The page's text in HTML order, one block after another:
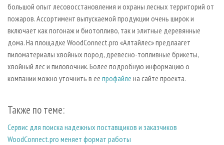
большой опыт лесовосстановления и охраны лесных территорий от
пожаров. Ассортимент выпускаемой продукции очень широк и
включает как погонаж и биотопливо, так и элитные деревянные
дома. На площадке WoodConnect.pro «Алтайлес» предлаагет
пиломатериалы хвойных пород, древесно-топливные брикеты,
хвойный лес и пиловочник. Более подробную информацию о
компании можно уточнить в ее профайле на сайте проекта.
Также по теме:
Сервис для поиска надежных поставщиков и заказчиков
WoodConnect.pro меняет формат работы